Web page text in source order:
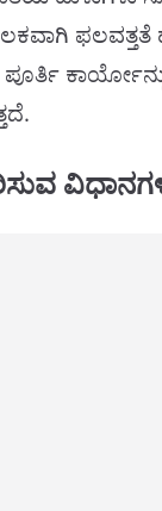
ಫಲವತ್ತತೆ